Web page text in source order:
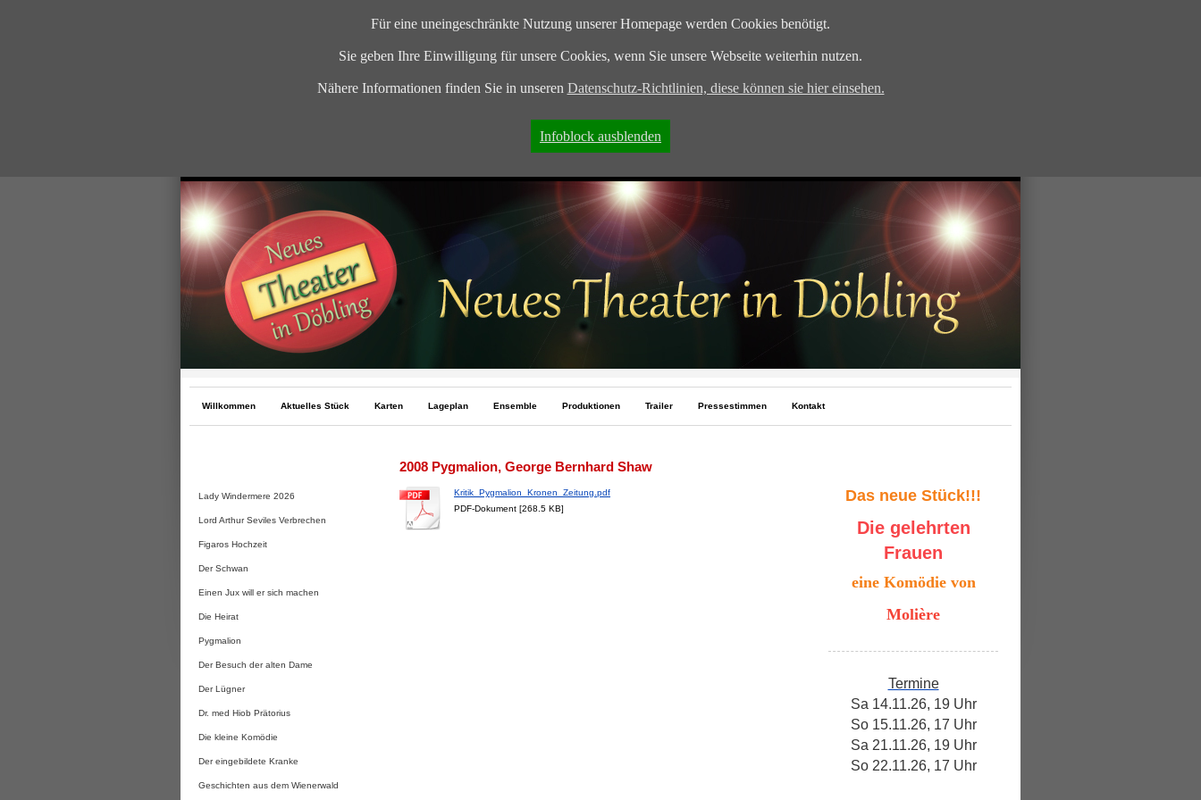
Für eine uneingeschränkte Nutzung unserer Homepage werden Cookies benötigt.
Sie geben Ihre Einwilligung für unsere Cookies, wenn Sie unsere Webseite weiterhin nutzen.
Nähere Informationen finden Sie in unseren Datenschutz-Richtlinien, diese können sie hier einsehen.
Infoblock ausblenden
Willkommen Aktuelles Stück Karten Lageplan Ensemble Produktionen Trailer Pressestimmen Kontakt
Lady Windermere 2026
Lord Arthur Seviles Verbrechen
Figaros Hochzeit
Der Schwan
Einen Jux will er sich machen
Die Heirat
Pygmalion
Der Besuch der alten Dame
Der Lügner
Dr. med Hiob Prätorius
Die kleine Komödie
Der eingebildete Kranke
Geschichten aus dem Wienerwald
2008 Pygmalion, George Bernhard Shaw
Kritik_Pygmalion_Kronen_Zeitung.pdf
PDF-Dokument [268.5 KB]
Das neue Stück!!!
Die gelehrten
Frauen
eine Komödie von
Molière
Termine
Sa 14.11.26, 19 Uhr
So 15.11.26, 17 Uhr
Sa 21.11.26, 19 Uhr
So 22.11.26, 17 Uhr